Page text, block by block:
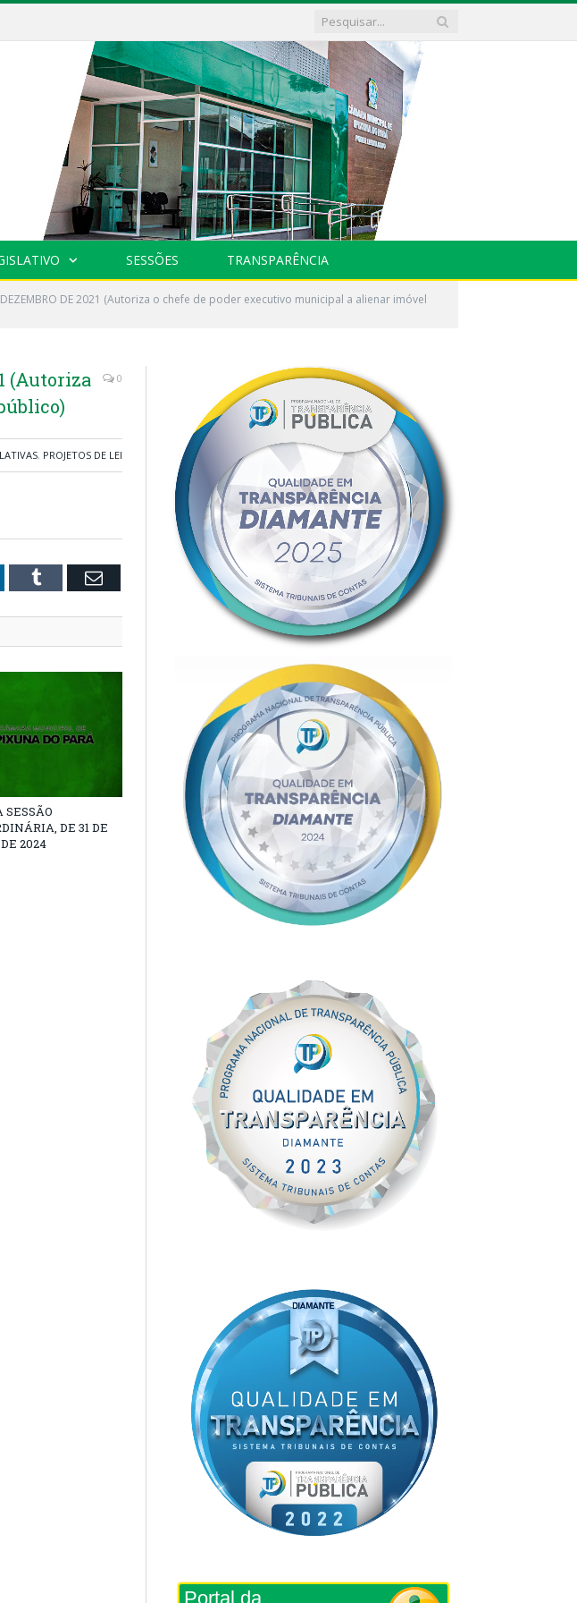
SESSÕES TRANSPARÊNCIA
DEZEMBRO DE 2021 (Autoriza o chefe de poder executivo municipal a alienar imóvel
(Autoriza
0
, PROJETOS DE LEI
Tumblr Email
SESSÃO
DE 31 DE
2024
Portal da